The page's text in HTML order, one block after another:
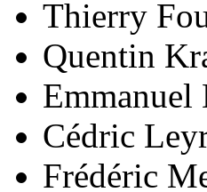
Thierry
Quentin
Emmanuel
Cédric
Frédéric